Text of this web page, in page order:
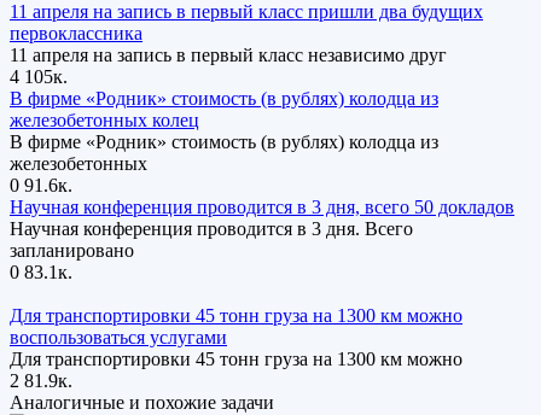
11 апреля на запись в первый класс пришли два будущих
первоклассника
11 апреля на запись в первый класс независимо друг
4 105к.
В фирме «Родник» стоимость (в рублях) колодца из
железобетонных колец
В фирме «Родник» стоимость (в рублях) колодца из
железобетонных
0 91.6к.
Научная конференция проводится в 3 дня, всего 50 докладов
Научная конференция проводится в 3 дня. Всего
запланировано
0 83.1к.
Для транспортировки 45 тонн груза на 1300 км можно
воспользоваться услугами
Для транспортировки 45 тонн груза на 1300 км можно
2 81.9к.
Аналогичные и похожие задачи